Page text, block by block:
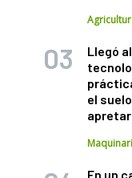
Llegó
el
En un